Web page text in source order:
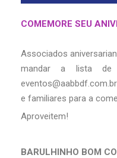
COMEMORE SEU
Associados
mandar a lista de
e familiares para a
Aproveitem!
BARULHINHO BOM